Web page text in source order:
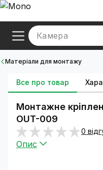
Камера
Матеріали для монтажу
Все про товар
Монтажне
OUT-009
0
Опис